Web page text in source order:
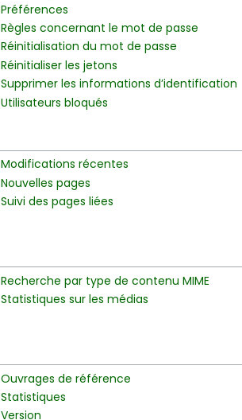
Préférences
Règles concernant le mot de passe
Réinitialisation du mot de passe
Réinitialiser les jetons
Supprimer les informations d’identification
Utilisateurs bloqués
Modifications récentes
Nouvelles pages
Suivi des pages liées
Recherche par type de contenu MIME
Statistiques sur les médias
Ouvrages de référence
Statistiques
Version